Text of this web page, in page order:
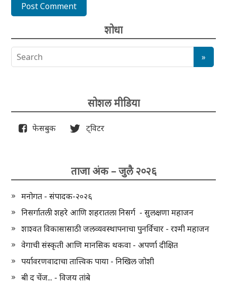
शोधा
सोशल मीडिया
फेसबुक ट्विटर
ताजा अंक – जुलै २०२६
मनोगत - संपादक-२०२६
निसर्गातली शहरे आणि शहरातला निसर्ग - सुलक्षणा महाजन
शाश्वत विकासासाठी जलव्यवस्थापनाचा पुनर्विचार - रश्मी महाजन
वेगाची संस्कृती आणि मानसिक थकवा - अपर्णा दीक्षित
पर्यावरणवादाचा तात्त्विक पाया - निखिल जोशी
बी द चेंज... - विजय तांबे